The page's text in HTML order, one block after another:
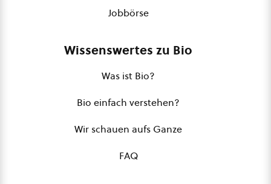
Jobbörse
Wissenswertes zu Bio
Was ist Bio?
Bio einfach verstehen?
Wir schauen aufs Ganze
FAQ